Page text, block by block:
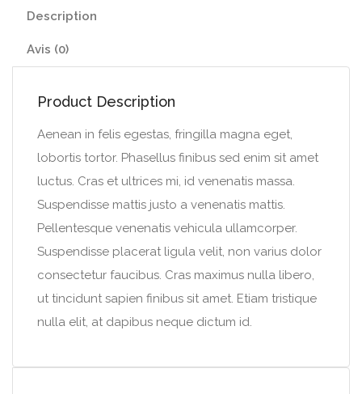
Description
Avis (0)
Product Description
Aenean in felis egestas, fringilla magna eget,
lobortis tortor. Phasellus finibus sed enim sit amet
luctus. Cras et ultrices mi, id venenatis massa.
Suspendisse mattis justo a venenatis mattis.
Pellentesque venenatis vehicula ullamcorper.
Suspendisse placerat ligula velit, non varius dolor
consectetur faucibus. Cras maximus nulla libero,
ut tincidunt sapien finibus sit amet. Etiam tristique
nulla elit, at dapibus neque dictum id.